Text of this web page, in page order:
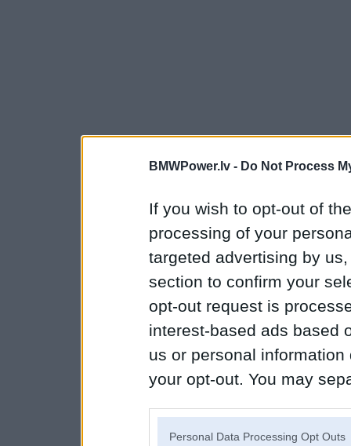
BMWPower.lv - Do Not Process
If you wish to opt-out of
processing of your
targeted advertising by
section to confirm your
opt-out request is
interest-based ads based
us or personal
your opt-out. You may
Personal Data Processing Opt Outs